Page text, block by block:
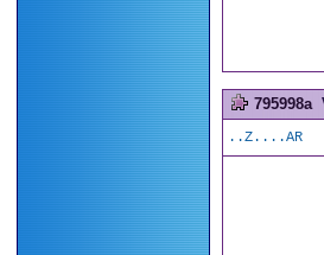
795998a
..Z....AR